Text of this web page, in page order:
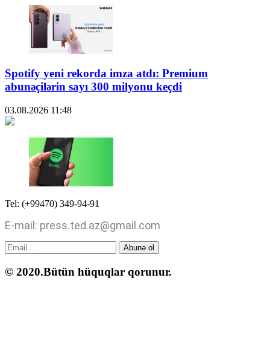
Spotify yeni rekorda imza atdı: Premium
abunəçilərin sayı 300 milyonu keçdi
03.08.2026 11:48
Tel: (+99470) 349-94-91
E-mail: press.ted.az@gmail.com
Abunə ol
© 2020.Bütün hüquqlar qorunur.